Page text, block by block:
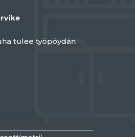
tulee työpöydän